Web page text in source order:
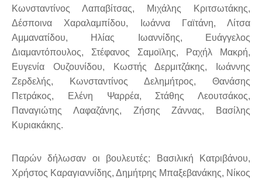
Κωνσταντίνος Λαπαβίτσας, Μιχάλης Κριτσωτάκης,
Δέσποινα Χαραλαμπίδου, Ιωάννα Γαϊτάνη, Λίτσα
Αμμανατίδου, Ηλίας Ιωαννίδης, Ευάγγελος
Διαμαντόπουλος, Στέφανος Σαμοϊλης, Ραχήλ Μακρή,
Ευγενία Ουζουνίδου, Κωστής Δερμιτζάκης, Ιωάννης
Ζερδελής, Κωνσταντίνος Δελημήτρος, Θανάσης
Πετράκος, Ελένη Ψαρρέα, Στάθης Λεουτσάκος,
Παναγιώτης Λαφαζάνης, Ζήσης Ζάννας, Βασίλης
Κυριακάκης.
Παρών δήλωσαν οι βουλευτές: Βασιλική Κατριβάνου,
Χρήστος Καραγιαννίδης, Δημήτρης Μπαξεβανάκης, Νίκος